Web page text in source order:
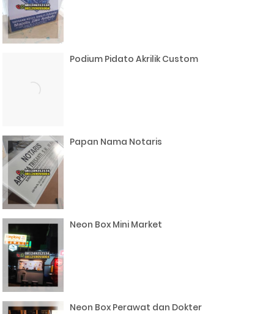
Podium Pidato Akrilik Custom
Papan Nama Notaris
Neon Box Mini Market
Neon Box Perawat dan Dokter